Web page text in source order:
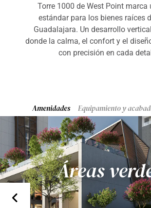
Torre 1000 de West Point marca
estándar para los bienes raíces
Guadalajara. Un desarrollo
donde la calma, el confort y el
con precisión en cada
Amenidades Equipamiento y
Áreas